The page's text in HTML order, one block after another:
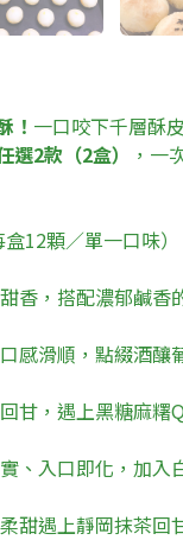
！ 一口咬下千層酥
選2款（2盒） ，一
盒12顆／單一口味）
香，搭配濃郁鹹
感滑順，點綴酒
甘，遇上黑糖麻
、入口即化，加
甜遇上靜岡抹茶